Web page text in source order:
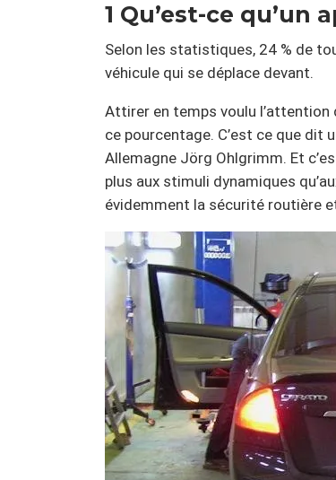
1 Qu’est-ce qu’un
Selon les statistiques, 24 % de
véhicule qui se déplace devant.
Attirer en temps voulu l’attention
ce pourcentage. C’est ce que dit
Allemagne Jörg Ohlgrimm. Et
plus aux stimuli dynamiques
évidemment la sécurité routière